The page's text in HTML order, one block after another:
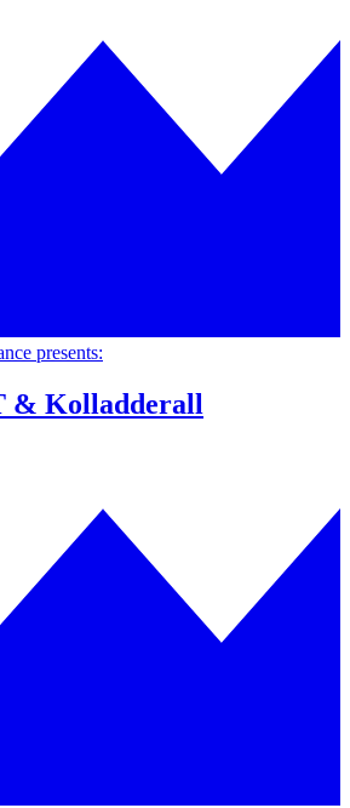
presents:
& Kolladderall